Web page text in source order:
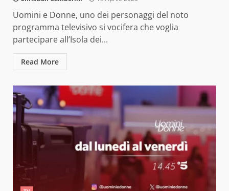
Uomini e Donne, uno dei personaggi del noto
programma televisivo si vocifera che voglia
partecipare all’Isola dei...
Read More